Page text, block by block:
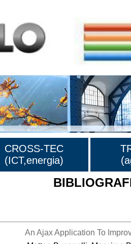
CROSS-TEC
(ICT,energia)
An Ajax Application To